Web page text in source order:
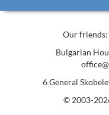
Our friends:
Bulgarian
6 General
© 2003-